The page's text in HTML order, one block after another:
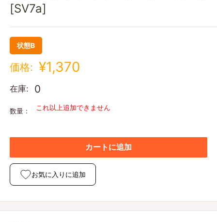
[SV7a]
状態B
価格: ¥1,370
在庫: 0
数量： これ以上追加できません
カートに追加
お気に入りに追加